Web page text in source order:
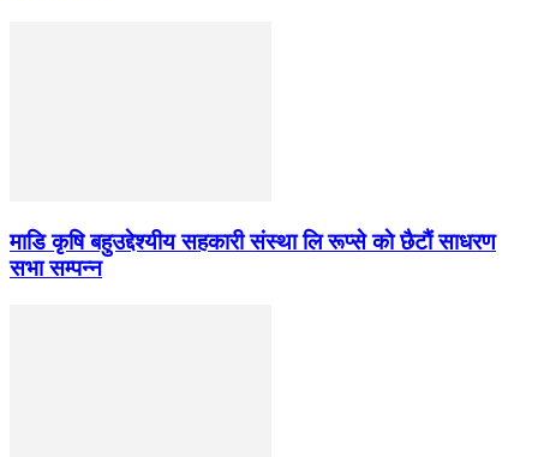
माडि कृषि बहुउद्देश्यीय सहकारी संस्था लि रूप्से काे छैटाैं साधरण
सभा सम्पन्न